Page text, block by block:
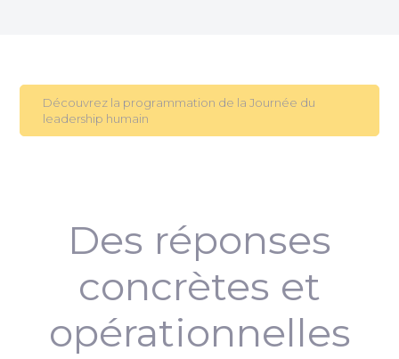
Découvrez la programmation de la Journée du
leadership humain
Des réponses
concrètes et
opérationnelles